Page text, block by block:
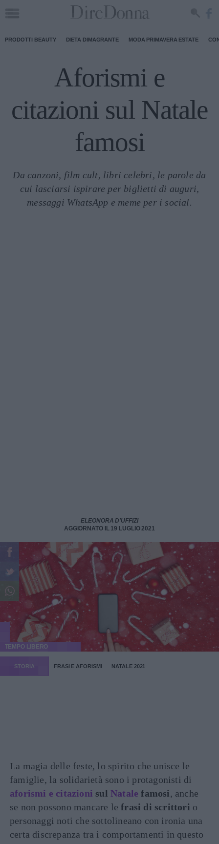
PRODOTTI BEAUTY DIETA DIMAGRANTE MODA PRIMAVERA ESTATE
Aforismi e
citazioni sul Natale
famosi
Da canzoni, film cult, libri celebri, le parole da
cui lasciarsi ispirare per biglietti di auguri,
messaggi WhatsApp e meme per i social.
ELEONORA D'UFFIZI
AGGIORNATO IL 19 LUGLIO 2021
TEMPO LIBERO
STORIA FRASI E AFORISMI NATALE 2021
La magia delle feste, lo spirito che unisce le
famiglie, la solidarietà sono i protagonisti di
aforismi e citazioni sul Natale famosi, anche
se non possono mancare lefrasi di scrittori o
personaggi noti che sottolineano con ironia una
certa discrepanza tra i comportamenti in questo